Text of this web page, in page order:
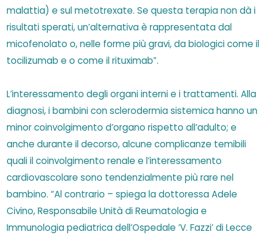
malattia) e sul metotrexate. Se questa terapia non dà i
risultati sperati, un’alternativa è rappresentata dal
micofenolato o, nelle forme più gravi, da biologici come il
tocilizumab e o come il rituximab”.
L’interessamento degli organi interni e i trattamenti. Alla
diagnosi, i bambini con sclerodermia sistemica hanno un
minor coinvolgimento d’organo rispetto all’adulto; e
anche durante il decorso, alcune complicanze temibili
quali il coinvolgimento renale e l’interessamento
cardiovascolare sono tendenzialmente più rare nel
bambino. “Al contrario – spiega la dottoressa Adele
Civino, Responsabile Unità di Reumatologia e
Immunologia pediatrica dell’Ospedale ‘V. Fazzi’ di Lecce